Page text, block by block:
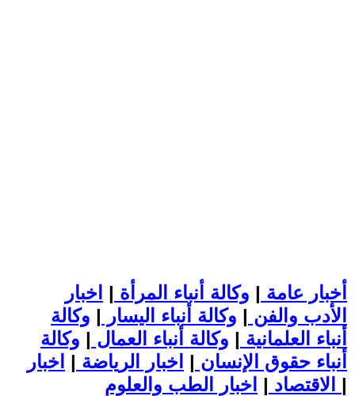
أخبار عامة | وكالة أنباء المرأة | اخبار
الأدب والفن | وكالة أنباء اليسار | وكالة
أنباء العلمانية | وكالة أنباء العمال | وكالة
أنباء حقوق الإنسان | اخبار الرياضة | اخبار
الاقتصاد | |